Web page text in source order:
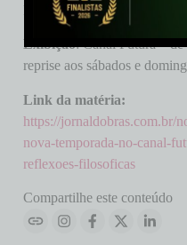
Pessanha, Maria Luiza
Exibição: Canal Futura – de
reprise aos sábados e
Link da matéria:
https://jornaldobras.com.br/
nova-temporada-no-canal-
reflexoes-filosoficas
Compartilhe este conteúdo